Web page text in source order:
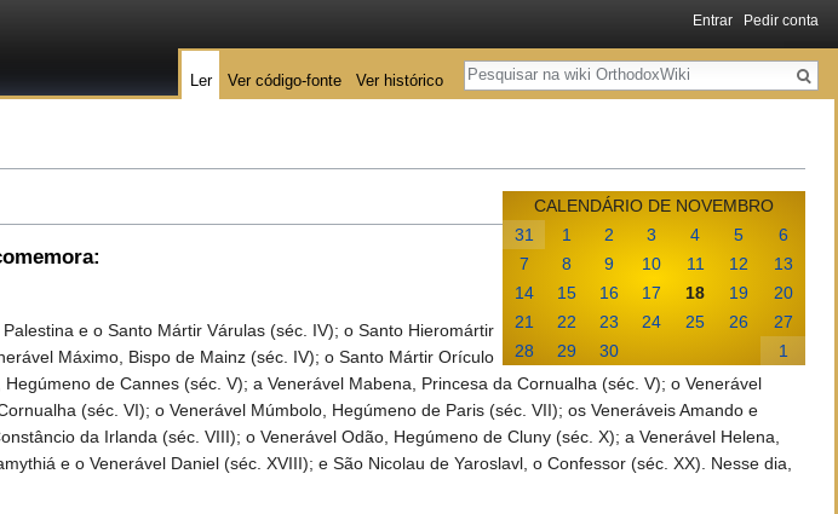
CALENDÁRIO DE NOVEMBRO
31
1 2 3 4 5
6
7
8 9 10 11 12
13
14
15 16 17 18 19
20
21
22 23 24 25 26
27
28
29 30 1
e o Santo Mártir Várulas (séc. IV); o Santo Hieromártir
Máximo, Bispo de Mainz (séc. IV); o Santo Mártir Orículo
de Cannes (séc. V); a Venerável Mabena, Princesa da Cornualha (séc. V); o Venerável
(séc. VI); o Venerável Múmbolo, Hegúmeno de Paris (séc. VII); os Veneráveis Amando e
da Irlanda (séc. VIII); o Venerável Odão, Hegúmeno de Cluny (séc. X); a Venerável Helena,
e o Venerável Daniel (séc. XVIII); e São Nicolau de Yaroslavl, o Confessor (séc. XX). Nesse dia,
Entrar Pedir conta
Ler Ver código-fonte Ver histórico
Pesquisa